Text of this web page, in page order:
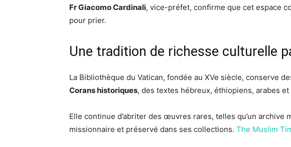
Fr Giacomo Cardinali, vice-préfet, confirme que cet espace
pour prier.
Une tradition de richesse culturelle
La Bibliothèque du Vatican, fondée au XVe siècle, conserve
Corans historiques, des textes hébreux, éthiopiens, arabes et
Elle continue d’abriter des œuvres rares, telles qu’un archive
missionnaire et préservé dans ses collections. The Muslim